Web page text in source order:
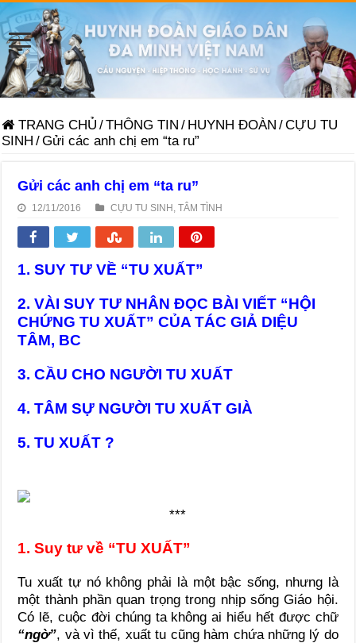
TRANG CHỦ /THÔNG TIN / HUYNH ĐOÀN /CỰU TU
SINH /Gửi các anh chị em “ta ru”
Gửi các anh chị em “ta ru”
12/11/2016 CỰU TU SINH ,TÂM TÌNH
1. SUY TƯ VỀ “TU XUẤT”
2. VÀI SUY TƯ NHÂN ĐỌC BÀI VIẾT “HỘI
CHỨNG TU XUẤT” CỦA TÁC GIẢ DIỆU
TÂM, BC
3. CẦU CHO NGƯỜI TU XUẤT
4. TÂM SỰ NGƯỜI TU XUẤT GIÀ
5. TU XUẤT ?
***
1. Suy tư về “TU XUẤT”
Tu xuất tự nó không phải là một bậc sống, nhưng là
một thành phần quan trọng trong nhịp sống Giáo hội.
Có lẽ, cuộc đời chúng ta không ai hiểu hết được chữ
“ngờ”, và vì thế, xuất tu cũng hàm chứa những lý do